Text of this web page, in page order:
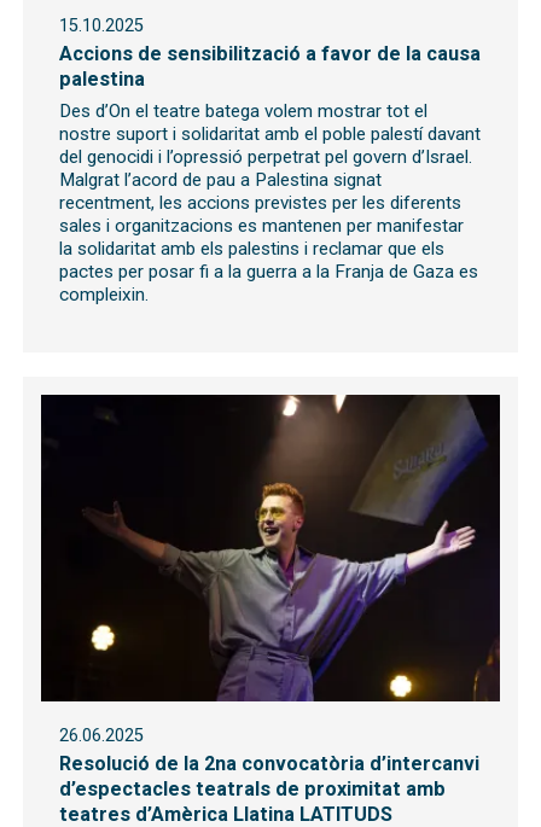
15.10.2025
Accions de sensibilització a favor de la causa
palestina
Des d’On el teatre batega volem mostrar tot el
nostre suport i solidaritat amb el poble palestí davant
del genocidi i l’opressió perpetrat pel govern d’Israel.
Malgrat l’acord de pau a Palestina signat
recentment, les accions previstes per les diferents
sales i organitzacions es mantenen per manifestar
la solidaritat amb els palestins i reclamar que els
pactes per posar fi a la guerra a la Franja de Gaza es
compleixin.
26.06.2025
Resolució de la 2na convocatòria d’intercanvi
d’espectacles teatrals de proximitat amb
teatres d’Amèrica Llatina LATITUDS